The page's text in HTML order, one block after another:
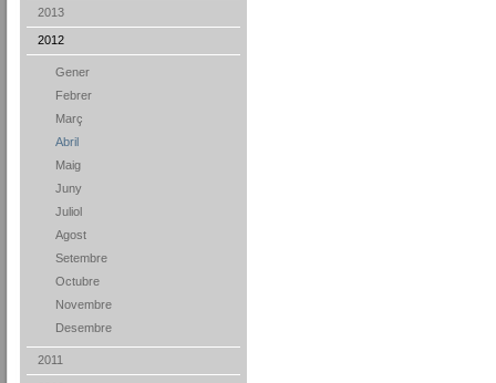
2013
2012
Gener
Febrer
Març
Abril
Maig
Juny
Juliol
Agost
Setembre
Octubre
Novembre
Desembre
2011